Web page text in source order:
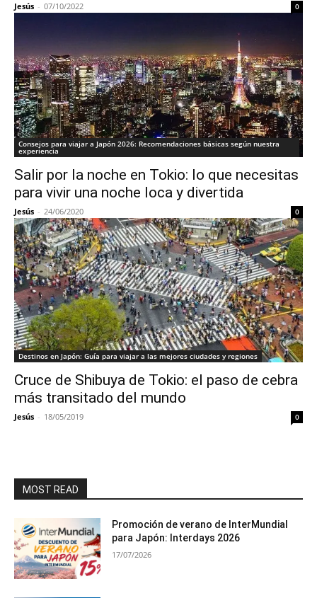
Jesús - 07/10/2022 0
Consejos para viajar a Japón 2026: Recomendaciones básicas según nuestra
experiencia
Salir por la noche en Tokio: lo que necesitas
para vivir una noche loca y divertida
Jesús - 24/06/2020 0
Destinos en Japón: Guía para viajar a las mejores ciudades y regiones
Cruce de Shibuya de Tokio: el paso de cebra
más transitado del mundo
Jesús - 18/05/2019 0
MOST READ
Promoción de verano de InterMundial
para Japón: Interdays 2026
17/07/2026